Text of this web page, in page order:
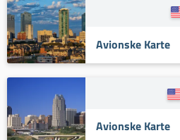
Avionske Karte
Avionske Karte